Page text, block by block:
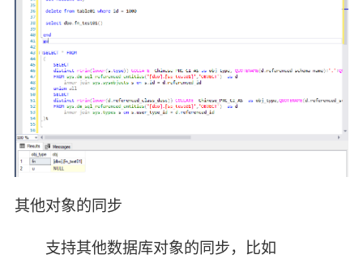
其他对象的同步
支持其他数据库对象的同步，比如